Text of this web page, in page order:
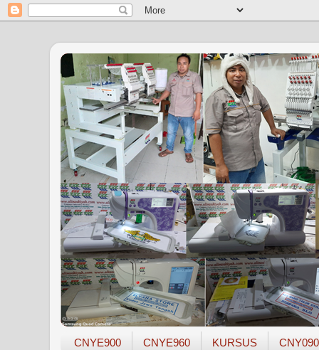
CNYE900 CNYE960 KURSUS